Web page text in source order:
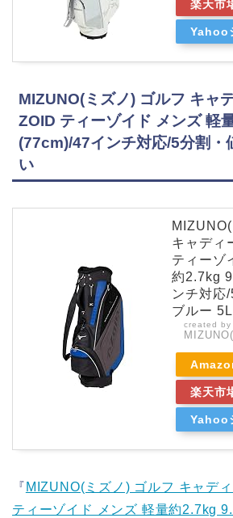
楽天市
Yahoo
MIZUNO(ミズノ) ゴルフ キャ
ZOID ティーゾイド メンズ 軽
(77cm)/47インチ対応/5分割・
い
キャディ
ティーゾ
約2.7kg
ンチ対応
ブルー
created by
楽天市
Yahoo
『 MIZUNO(ミズノ) ゴルフ キャデ
ティーゾイド メンズ 軽量約2.7kg